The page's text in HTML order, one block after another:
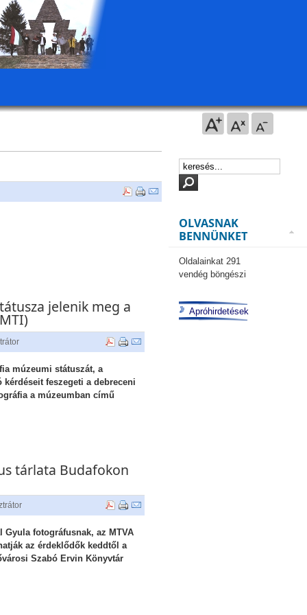
jelenik meg a
múzeumi státuszát, a
feszegeti a debreceni
a múzeumban című
tárlata Budafokon
Gyula fotográfusnak, az MTVA
az érdeklődők keddtől a
Szabó Ervin Könyvtár
OLVASNAK
BENNÜNKET
Oldalainkat 291
vendég böngészi
Apróhirdetések